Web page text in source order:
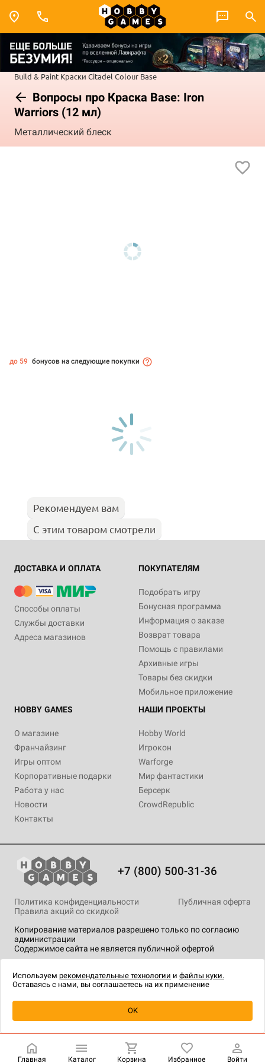
Build & Paint Краски Citadel Colour Base
Вопросы про Краска Base: Iron
Warriors (12 мл)
Металлический блеск
Уведомить о наличии
до 59 бонусов на следующие покупки
Рекомендуем вам
С этим товаром смотрели
ДОСТАВКА И ОПЛАТА
Способы оплаты
Службы доставки
Адреса магазинов
ПОКУПАТЕЛЯМ
Подобрать игру
Бонусная программа
Информация о заказе
Возврат товара
Помощь с правилами
Архивные игры
Товары без скидки
Мобильное приложение
HOBBY GAMES
О магазине
Франчайзинг
Игры оптом
Корпоративные подарки
Работа у нас
Новости
Контакты
НАШИ ПРОЕКТЫ
Hobby World
Игрокон
Warforge
Мир фантастики
Берсерк
CrowdRepublic
+7 (800) 500-31-36
Копирование материалов разрешено только по согласию
администрации
Содержимое сайта не является публичной офертой
Политика конфиденциальности
Публичная оферта
Правила акций со скидкой
технологии.
Главная Каталог Корзина Избранное Войти
Используем рекомендательные технологии и файлы куки.
Оставаясь с нами, вы соглашаетесь на их применение
OK